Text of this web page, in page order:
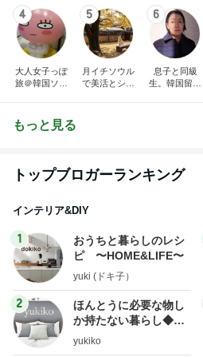
4
大人女子っぽ
旅＠韓国ソウ
5
月イチソウル
で美活とショ
6
息子と同級
生。韓国留学
もっと見る
トップブロガーランキング
インテリア&DIY
1
おうちと暮らしのレシ
ピ 〜HOME&LIFE〜
yuki (ドキ子）
2
ほんとうに必要な物し
か持たない暮らし◆Ke
ep Life Simple◆〜イ
ンテリアのきろく〜
yukiko